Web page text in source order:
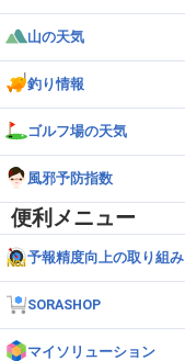
山の天気
釣り情報
ゴルフ場の天気
風邪予防指数
便利メニュー
予報精度向上の取り組み
SORASHOP
マイソリューション